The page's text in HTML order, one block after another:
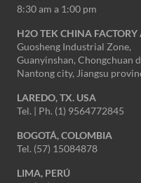
8:30 am a 1:00 pm
H2O TEK CHINA FACTORY
Guosheng Industrial Zone,
Guanyinshan, Chongchuan
Nantong city, Jiangsu
LAREDO, TX. USA
Tel. | Ph. (1) 9564772845
BOGOTÁ, COLOMBIA
Tel. (57) 15084878
LIMA, PERÚ